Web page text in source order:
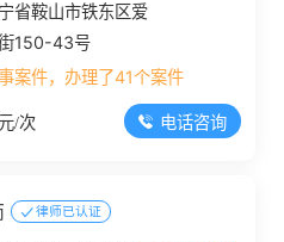
省鞍山市铁东区爱
150-43号
案件，办理了41个案件
/次 电话咨询
律师已认证